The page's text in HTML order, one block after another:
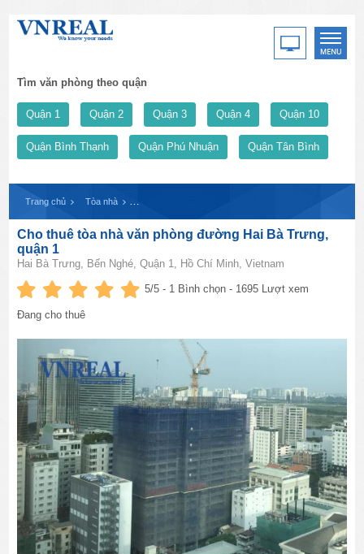
Tìm văn phòng theo quận
Quận 1 Quận 2 Quận 3 Quận 4 Quận 10
Quận Bình Thạnh Quận Phú Nhuận Quận Tân Bình
Trang chủ Tòa nhà
Cho thuê tòa nhà văn phòng đường Hai Bà Trưng,
quận 1
Hai Bà Trưng, Bến Nghé, Quận 1, Hồ Chí Minh, Vietnam
5/5 - 1 Bình chọn - 1695 Lượt xem
Đang cho thuê